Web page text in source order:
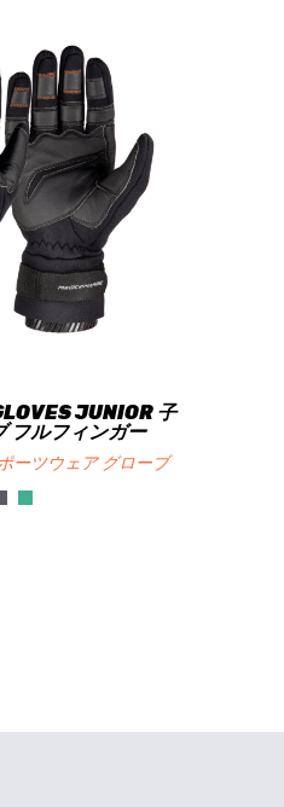
JUNIOR 子
フルフィンガー
ーツウェア グローブ